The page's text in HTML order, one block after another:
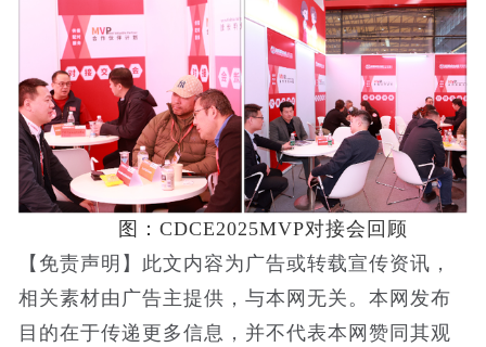
图：CDCE2025MVP对接会回顾
【免责声明】此文内容为广告或转载宣传资讯，
相关素材由广告主提供，与本网无关。本网发布
目的在于传递更多信息，并不代表本网赞同其观